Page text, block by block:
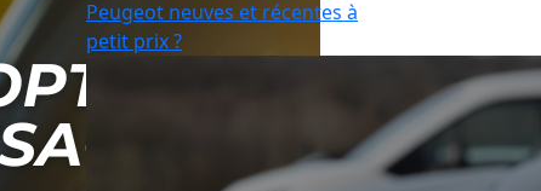
Peugeot neuves et récentes à
petit prix ?